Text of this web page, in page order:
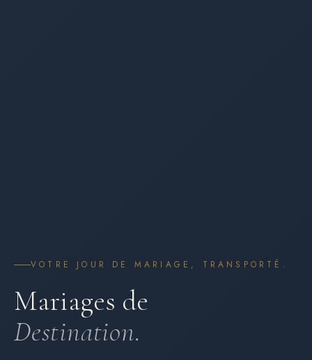
VOTRE JOUR DE MARIAGE, TRANSPORTÉ.
Mariages de
Destination.